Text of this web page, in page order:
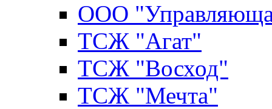
ООО
ТСЖ "Агат"
ТСЖ "Восход"
ТСЖ "Мечта"